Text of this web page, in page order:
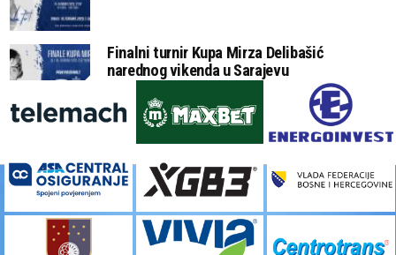
Finalni turnir Kupa Mirza Delibašić
narednog vikenda u Sarajevu